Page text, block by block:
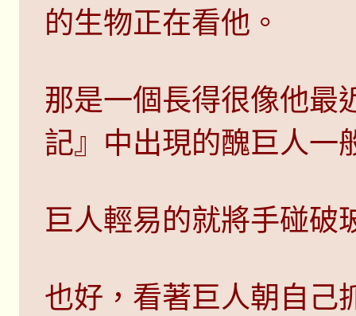
的生物正在看他。
那是一個長得很像他
記』中出現的醜巨人一
巨人輕易的就將手碰破
也好，看著巨人朝自己